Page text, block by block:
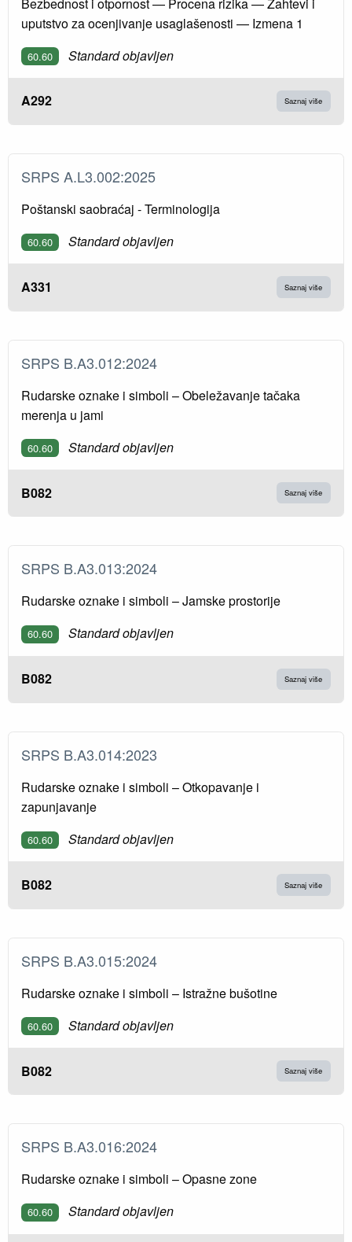
uputstvo za ocenjivanje usaglašenosti — Izmena 1
60.60 Standard objavljen
A292 Saznaj više
SRPS A.L3.002:2025
Poštanski saobraćaj - Terminologija
60.60 Standard objavljen
A331 Saznaj više
SRPS B.A3.012:2024
Rudarske oznake i simboli – Obeležavanje tačaka
merenja u jami
60.60 Standard objavljen
B082 Saznaj više
SRPS B.A3.013:2024
Rudarske oznake i simboli – Jamske prostorije
60.60 Standard objavljen
B082 Saznaj više
SRPS B.A3.014:2023
Rudarske oznake i simboli – Otkopavanje i
zapunjavanje
60.60 Standard objavljen
B082 Saznaj više
SRPS B.A3.015:2024
Rudarske oznake i simboli – Istražne bušotine
60.60 Standard objavljen
B082 Saznaj više
SRPS B.A3.016:2024
Rudarske oznake i simboli – Opasne zone
60.60 Standard objavljen